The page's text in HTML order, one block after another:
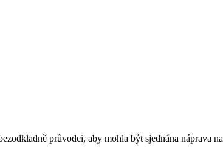
průvodci, aby mohla být sjednána náprava na